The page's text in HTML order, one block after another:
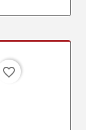
favorite_border